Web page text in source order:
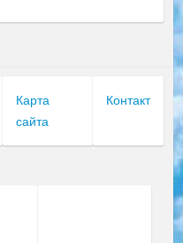
Карта
сайта
Контакт